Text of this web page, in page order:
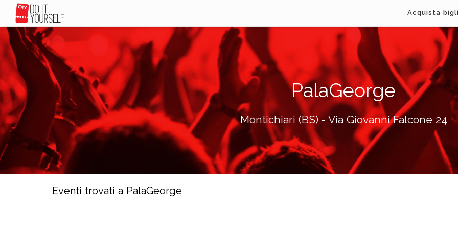
Acquista
PalaGeorge
Montichiari (BS) - Via Giovanni Falcone 24
Eventi trovati a PalaGeorge